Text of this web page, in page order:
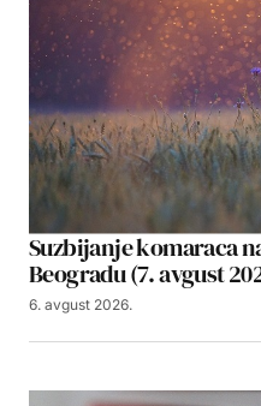
Suzbijanje komaraca
Beogradu (7. avgust
6. avgust 2026.